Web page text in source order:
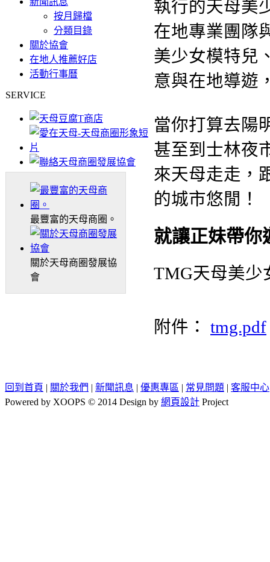
按月歸檔
分類目錄
關於協會
在地人推薦好店
活動行事曆
SERVICE
最豐富的天母商圈。
關於天母商圈發展協
會
執行的天母美
在地專業團隊
美少女模特兒
意與在地導遊
當你打算去陽
甚至到士林夜
來天母走走，
的城市悠閒！
就讓正妹帶你
TMG天母美少
附件： tmg.pdf
回到首頁 | 關於我們 | 新聞訊息 | 優惠專區 | 常見問題 | 客服中心
Powered by XOOPS © 2014 Design by 網頁設計 Project